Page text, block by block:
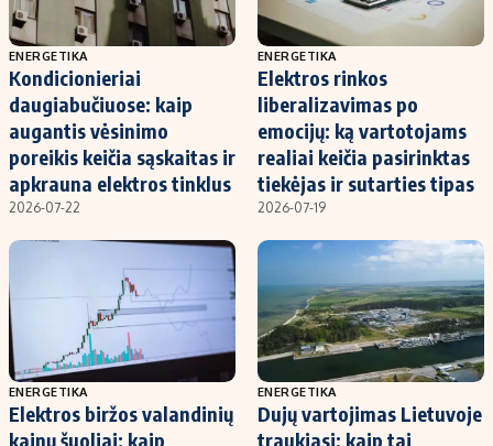
ENERGETIKA
Kondicionieriai
daugiabučiuose: kaip
augantis vėsinimo
poreikis keičia sąskaitas ir
apkrauna elektros tinklus
2026-07-22
ENERGETIKA
Elektros rinkos
liberalizavimas po
emocijų: ką vartotojams
realiai keičia pasirinktas
tiekėjas ir sutarties tipas
2026-07-19
ENERGETIKA
Elektros biržos valandinių
kainų šuoliai: kaip
ENERGETIKA
Dujų vartojimas Lietuvoje
traukiasi: kaip tai